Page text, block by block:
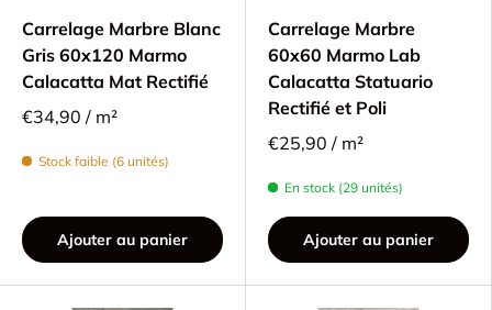
Carrelage Marbre Blanc
Gris 60x120 Marmo
Calacatta Mat Rectifié
€34,90 / m²
Stock faible (6 unités)
Ajouter au panier
Carrelage Marbre
60x60 Marmo Lab
Calacatta Statuario
Rectifié et Poli
€25,90 / m²
En stock (29 unités)
Ajouter au panier